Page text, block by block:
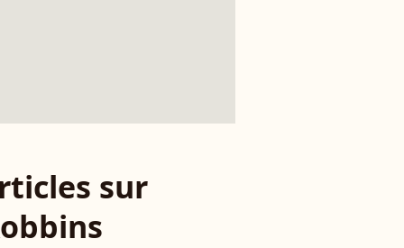
sur